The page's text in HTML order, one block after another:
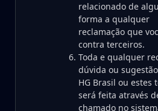
relacionado de
forma a qualquer
reclamação que
contra terceiros.
Toda e qualquer
dúvida ou
HG Brasil ou estes
será feita através
chamado no